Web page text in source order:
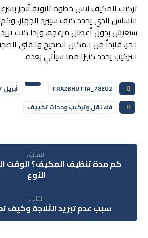
تركيب المكيف ليس خطوة ثانوية تُنجز
الأساس الذي يحدد كيف سيبرد الجهاز،
سيعيش بدون أعطال مزعجة. وإذا كنت
الحر، فابدأ من المكان الصحيح والفني
التركيب يحدد كثيرًا مما سيأتي بعده.
FRAZBHUTTA_78EU2
أبريل 7, 2026
فك نقل وتركيب وحدات تكييف
السابق
كم مدة تنظيف المكيف؟ الوقت
النوع
التالى
سبب عدم تبريد الثلاجة وكيف